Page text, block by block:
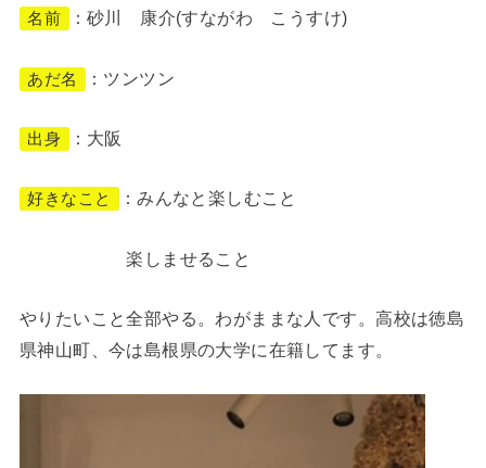
名前 ：砂川 康介(すながわ こうすけ)
あだ名 ：ツンツン
出身 ：大阪
好きなこと ：みんなと楽しむこと
楽しませること
やりたいこと全部やる。わがままな人です。高校は徳島
県神山町、今は島根県の大学に在籍してます。